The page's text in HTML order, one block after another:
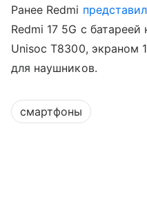
Ранее Redmi
Redmi 17 5G с
Unisoc T8300, экраном
для наушников.
смартфоны